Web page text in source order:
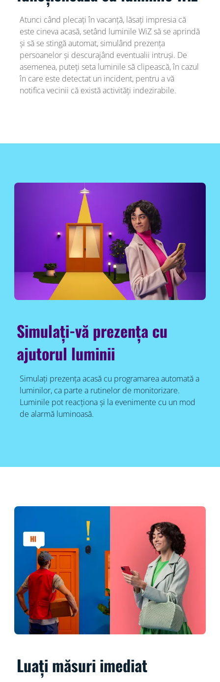
Atunci când plecați în vacanță, lăsați impresia că
este cineva acasă, setând luminile WiZ să se aprindă
și să se stingă automat, simulând prezența
persoanelor și descurajând eventualii intruși. De
asemenea, puteți seta luminile să clipească, în cazul
în care este detectat un incident, pentru a vă
notifica vecinii că există activități indezirabile.
Simulați-vă prezența cu
ajutorul luminii
Simulați prezența acasă cu programarea automată a
luminilor, ca parte a rutinelor de monitorizare.
Luminile pot reacționa și la evenimente cu un mod
de alarmă luminoasă.
Luați măsuri imediat